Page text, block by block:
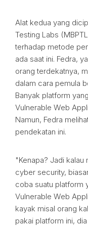
Alat kedua yang
Testing Labs
terhadap metode
ada saat ini. Fedra,
orang terdekatnya,
dalam cara pemula
Banyak platform
Vulnerable Web
Namun, Fedra
pendekatan ini.
"Kenapa? Jadi
cyber security,
coba suatu platform
Vulnerable Web
kayak misal orang
pakai platform ini,